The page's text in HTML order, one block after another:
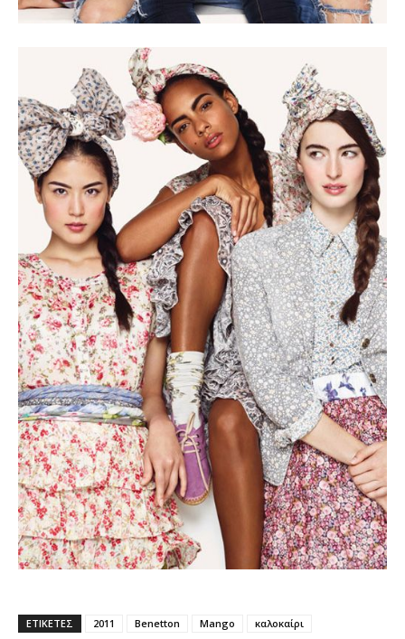
ΕΤΙΚΕΤΕΣ 2011 Benetton Mango καλοκαίρι